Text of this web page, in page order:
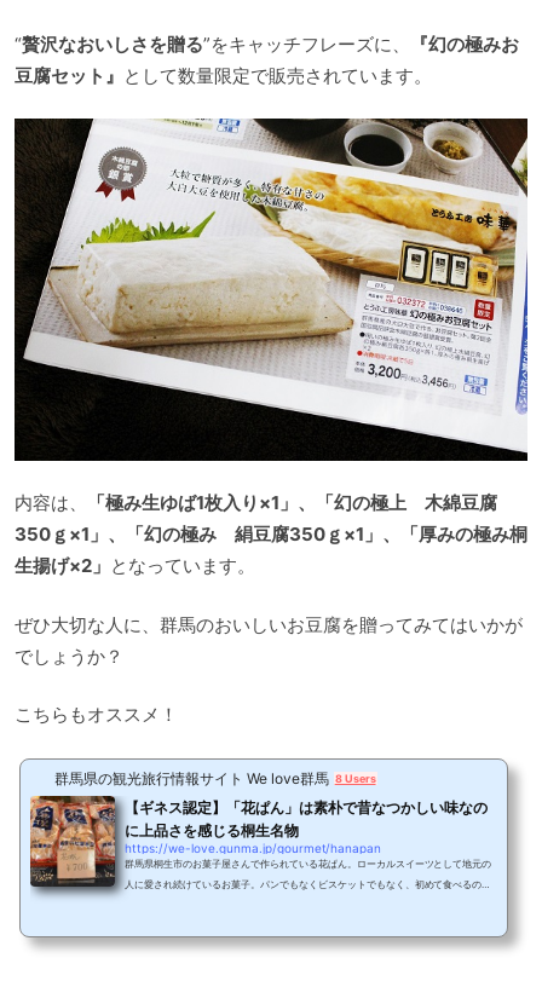
“贅沢なおいしさを贈る”をキャッチフレーズに、
『幻の極みお
豆腐セット』 として数量限定で販売されています。
内容は、
「極み生ゆば1枚入り×1」、「幻の極上 木綿豆腐
350ｇ×1」、「幻の極み 絹豆腐350ｇ×1」、「厚みの極み桐
生揚げ×2」 となっています。
ぜひ大切な人に、群馬のおいしいお豆腐を贈ってみてはいかが
でしょうか？
こちらもオススメ！
群馬県の観光旅行情報サイト We love群馬 8 Users
【ギネス認定】「花ぱん」は素朴で昔なつかしい味なの
に上品さを感じる桐生名物
https://we-love.gunma.jp/gourmet/hanapan
群馬県桐生市のお菓子屋さんで作られている花ぱん。ローカルスイーツとして地元の
人に愛され続けているお菓子。パンでもなくビスケットでもなく、初めて食べるのに
い間愛されています。桐生天満宮の梅紋をモチーフにした花の形をしているのが特徴